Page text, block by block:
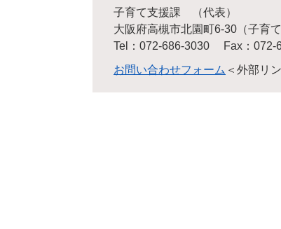
子育て支援課
代表
大阪府高槻市北園町6-30（子育
Tel：072-686-3030
Fax：072-
お問い合わせフォーム ＜外部リ